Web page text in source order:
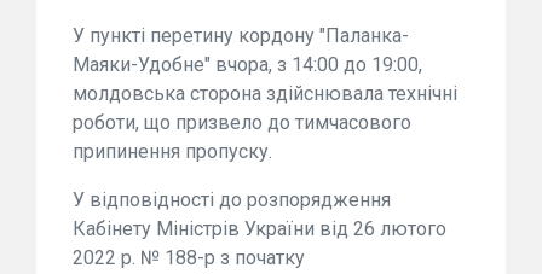
У пункті перетину кордону "Паланка-
Маяки-Удобне" вчора, з 14:00 до 19:00,
молдовська сторона здійснювала технічні
роботи, що призвело до тимчасового
припинення пропуску.
У відповідності до розпорядження
Кабінету Міністрів України від 26 лютого
2022 р. № 188-р з початку